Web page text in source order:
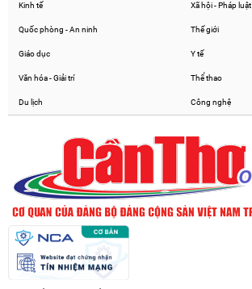
Kinh tế Xã hội - Pháp luật
Quốc phòng - An ninh Thế giới
Giáo dục Y tế
Văn hóa - Giải trí Thể thao
Du lịch Công nghệ